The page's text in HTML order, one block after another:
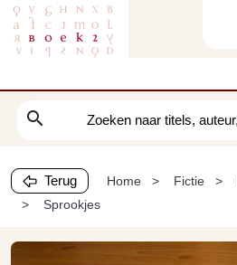
search
Terug Home Fictie
Sprookjes